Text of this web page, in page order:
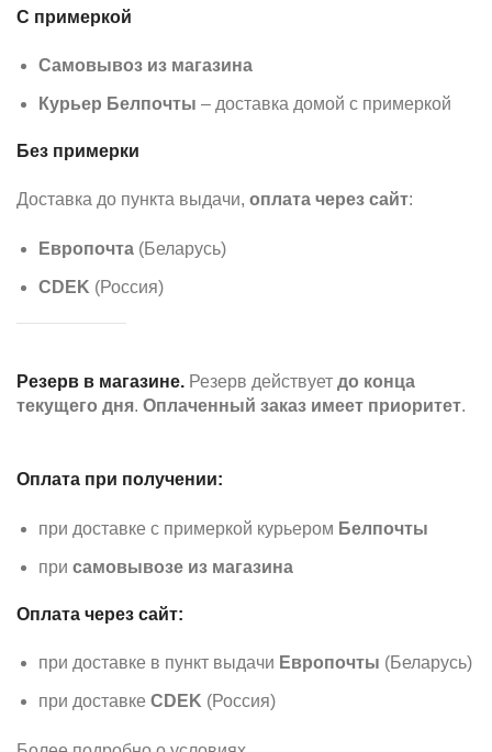
С примеркой
Самовывоз из магазина
Курьер Белпочты – доставка домой с примеркой
Без примерки
Доставка до пункта выдачи, оплата через сайт:
Европочта (Беларусь)
CDEK (Россия)
Резерв в магазине. Резерв действует до конца
текущего дня. Оплаченный заказ имеет приоритет.
Оплата при получении:
при доставке с примеркой курьером Белпочты
при самовывозе из магазина
Оплата через сайт:
при доставке в пункт выдачи Европочты (Беларусь)
при доставке CDEK (Россия)